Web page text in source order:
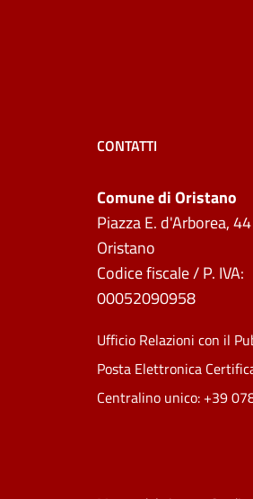
CONTATTI
Comune di Oristano
Piazza E. d'Arborea,
Oristano
Codice fiscale / P. IVA:
00052090958
Ufficio Relazioni con il
Posta Elettronica
Centralino unico: +39